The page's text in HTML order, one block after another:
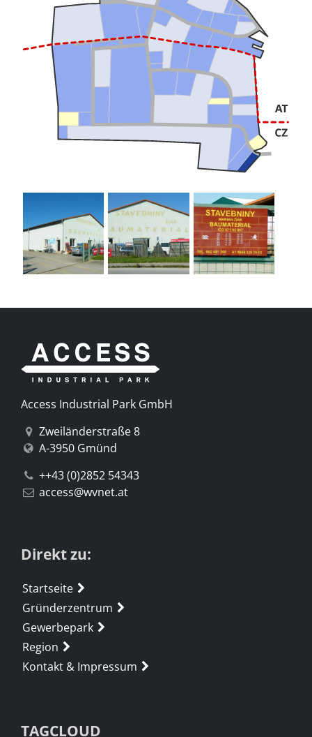
Access Industrial Park GmbH
Zweiländerstraße 8
A-3950 Gmünd
++43 (0)2852 54343
access@wvnet.at
Direkt zu:
Startseite
Gründerzentrum
Gewerbepark
Region
Kontakt & Impressum
TAGCLOUD